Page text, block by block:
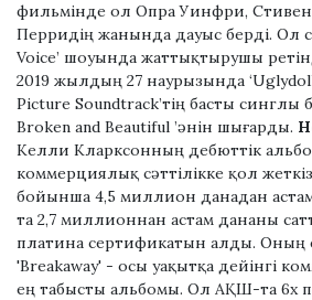
фильмінде ол Опра Уинфри,
Перридің жанында дауыс берді. Ол
Voice’ шоуында жаттықтырушы
2019 жылдың 27 наурызында
Picture Soundtrack’тің басты синглы
Broken and Beautiful ’әнін шығарды.
Келли Кларксонның дебюттік
коммерциялық сәттілікке қол
бойынша 4,5 миллион данадан
та 2,7 миллионнан астам дананы
платина сертификатын алды. Оның
'Breakaway' - осы уақытқа дейінгі
ең табысты альбомы. Ол АҚШ-та 6х